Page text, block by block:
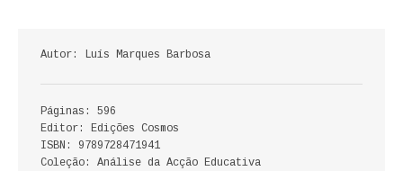
COLEÇÃO PONTO DE INTERROGAÇÃO
COLEÇÃO PONTO E VÍRGULA
Autor: Luís Marques Barbosa
Páginas: 596
Editor: Edições Cosmos
ISBN: 9789728471941
Coleção: Análise da Acção Educativa